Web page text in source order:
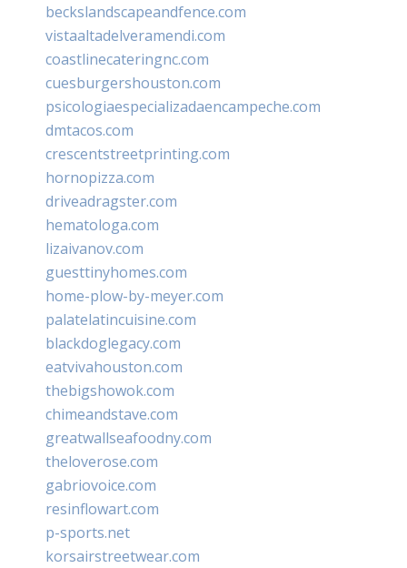
beckslandscapeandfence.com
vistaaltadelveramendi.com
coastlinecateringnc.com
cuesburgershouston.com
psicologiaespecializadaencampeche.com
dmtacos.com
crescentstreetprinting.com
hornopizza.com
driveadragster.com
hematologa.com
lizaivanov.com
guesttinyhomes.com
home-plow-by-meyer.com
palatelatincuisine.com
blackdoglegacy.com
eatvivahouston.com
thebigshowok.com
chimeandstave.com
greatwallseafoodny.com
theloverose.com
gabriovoice.com
resinflowart.com
p-sports.net
korsairstreetwear.com